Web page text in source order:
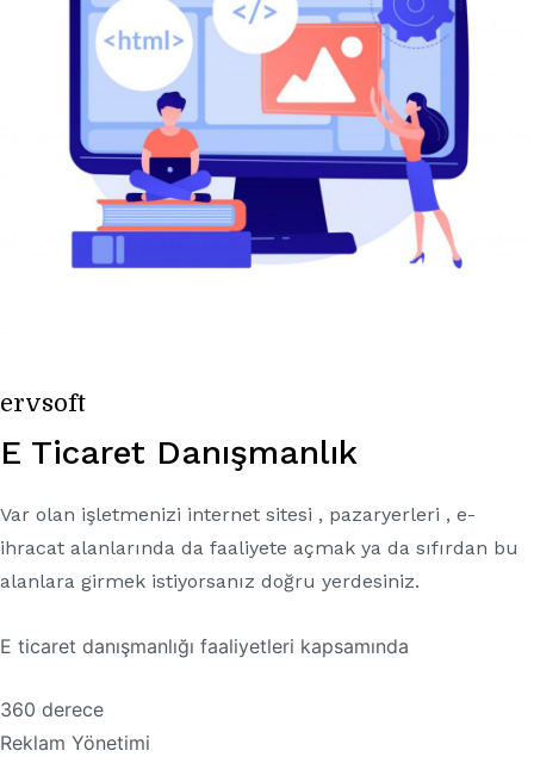
ervsoft
E Ticaret Danışmanlık
Var olan işletmenizi internet sitesi , pazaryerleri , e-
ihracat alanlarında da faaliyete açmak ya da sıfırdan bu
alanlara girmek istiyorsanız doğru yerdesiniz.
E ticaret danışmanlığı faaliyetleri kapsamında
360 derece
Reklam Yönetimi